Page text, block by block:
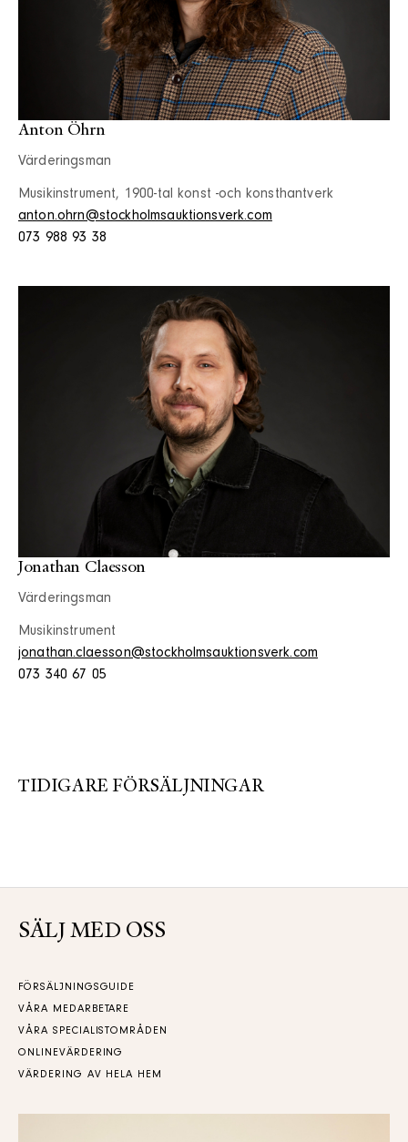
Anton Öhrn
Värderingsman
Musikinstrument, 1900-tal konst -och konsthantverk
anton.ohrn@stockholmsauktionsverk.com
073 988 93 38
Jonathan Claesson
Värderingsman
Musikinstrument
jonathan.claesson@stockholmsauktionsverk.com
073 340 67 05
TIDIGARE FÖRSÄLJNINGAR
SÄLJ MED OSS
FÖRSÄLJNINGSGUIDE
VÅRA MEDARBETARE
VÅRA SPECIALISTOMRÅDEN
ONLINEVÄRDERING
VÄRDERING AV HELA HEM